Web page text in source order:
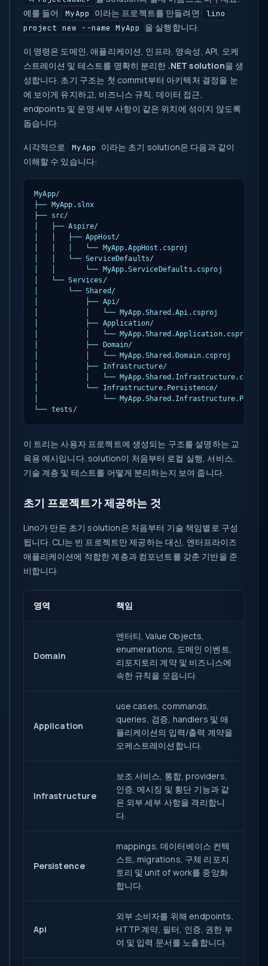
예를 들어
MyApp 이라는 프로젝트를 만들려면
lino
project new --name MyApp
을 실행합니다.
이 명령은 도메인, 애플리케이션, 인프라, 영속성, API, 오케
스트레이션 및 테스트를 명확히 분리한 .NET solution을 생
성합니다. 초기 구조는 첫 commit부터 아키텍처 결정을 눈
에 보이게 유지하고, 비즈니스 규칙, 데이터 접근,
endpoints 및 운영 세부 사항이 같은 위치에 섞이지 않도록
돕습니다.
시각적으로 MyApp
이라는 초기 solution은 다음과 같이
이해할 수 있습니다:
MyApp/
├── MyApp.slnx
├── src/
│   ├── Aspire/
│   │   ├── AppHost/
│   │   │   └── MyApp.AppHost.csproj
│   │   └── ServiceDefaults/
│   │       └── MyApp.ServiceDefaults.csproj
│   └── Services/
│       └── Shared/
│           ├── Api/
│           │   └── MyApp.Shared.Api.csproj
│           ├── Application/
│           │   └── MyApp.Shared.Application.csproj
│           ├── Domain/
│           │   └── MyApp.Shared.Domain.csproj
│           ├── Infrastructure/
│           │   └── MyApp.Shared.Infrastructure.csproj
│           └── Infrastructure.Persistence/
│               └──
└── tests/
이 트리는 사용자 프로젝트에 생성되는 구조를 설명하는 교
육용 예시입니다. solution이 처음부터 로컬 실행, 서비스,
기술 계층 및 테스트를 어떻게 분리하는지 보여 줍니다.
초기 프로젝트가 제공하는 것
Lino가 만든 초기 solution은 처음부터 기술 책임별로 구성
됩니다. CLI는 빈 프로젝트만 제공하는 대신, 엔터프라이즈
애플리케이션에 적합한 계층과 컴포넌트를 갖춘 기반을 준
비합니다.
영역 책임
Domain
엔터티, Value Objects,
enumerations, 도메인 이벤트,
리포지토리 계약 및 비즈니스에
속한 규칙을 모읍니다.
Application
use cases, commands,
queries, 검증, handlers 및 애
플리케이션의 입력/출력 계약을
오케스트레이션합니다.
Infrastructure
보조 서비스, 통합, providers,
인증, 메시징 및 횡단 기능과 같
은 외부 세부 사항을 격리합니
다.
Persistence
mappings, 데이터베이스 컨텍
스트, migrations, 구체 리포지
토리 및 unit of work를 중앙화
합니다.
Api
외부 소비자를 위해 endpoints,
HTTP 계약, 필터, 인증, 권한 부
여 및 입력 문서를 노출합니다.